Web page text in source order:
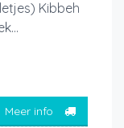
Kibbeh
Meer info